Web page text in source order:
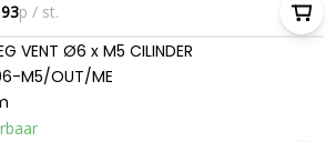
p / st.
VENT Ø6 x M5 CILINDER
M5/OUT/ME